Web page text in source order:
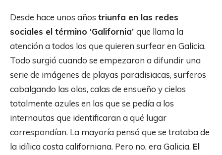
Desde hace unos años triunfa en las redes
sociales el término ‘Galifornia’ que llama la
atención a todos los que quieren surfear en Galicia.
Todo surgió cuando se empezaron a difundir una
serie de imágenes de playas paradisiacas, surferos
cabalgando las olas, calas de ensueño y cielos
totalmente azules en las que se pedía a los
internautas que identificaran a qué lugar
correspondían. La mayoría pensó que se trataba de
la idílica costa californiana. Pero no, era Galicia. El